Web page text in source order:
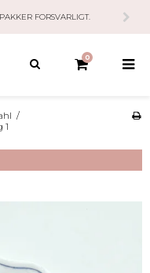
FORSVARLIGT.
0
/
1